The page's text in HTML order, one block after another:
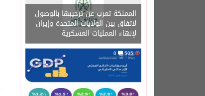
المملكة تعرب عن ترحيبها بالوصول
لاتفاق بين الولايات المتحدة وإيران
لإنهاء العمليات العسكرية
505